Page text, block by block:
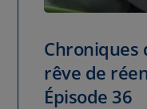
Chroniques
rêve de
Épisode 36